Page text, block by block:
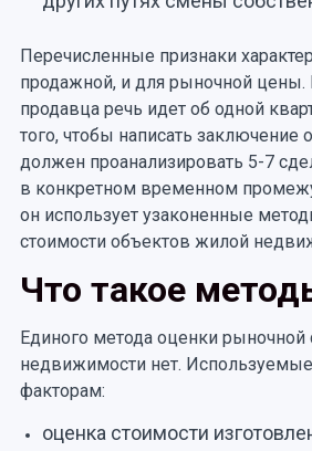
Перечисленные признаки
продажной, и для рыночной цены.
продавца речь идет об одной
того, чтобы написать заключение
должен проанализировать 5-7
в конкретном временном
он использует узаконенные
стоимости объектов жилой
Что такое
Единого метода оценки рыночной
недвижимости нет.
факторам:
оценка стоимости